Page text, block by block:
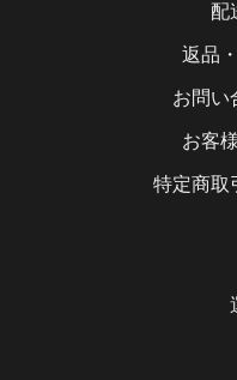
配
返品
お問い
お客
特定商取